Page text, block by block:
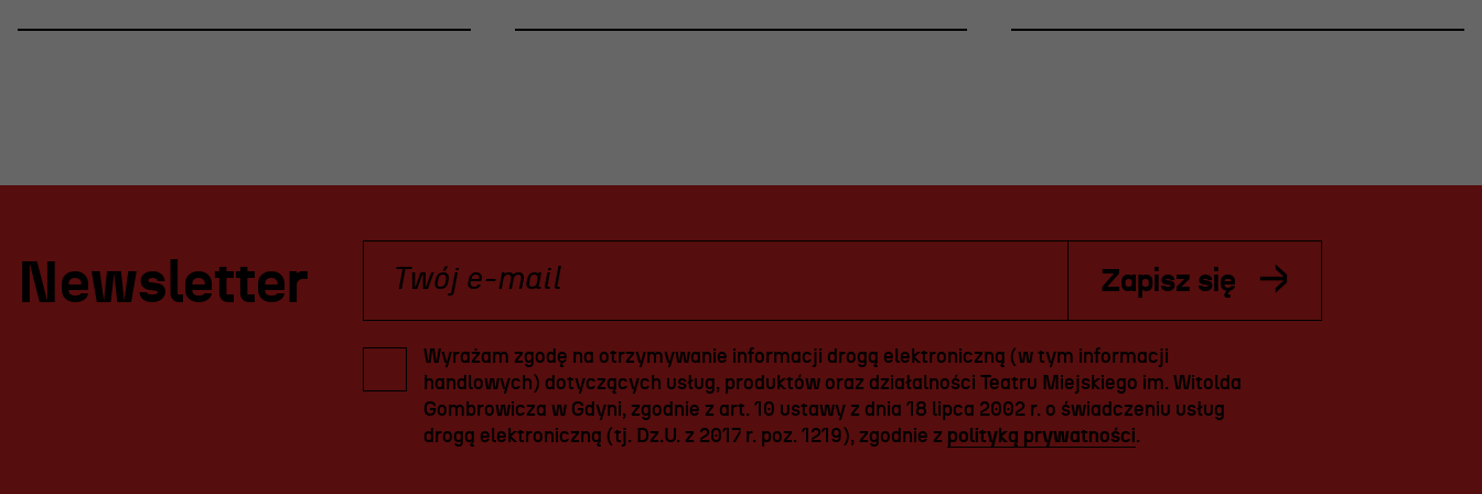
Newsletter Zapisz się
Wyrażam zgodę na otrzymywanie informacji drogą elektroniczną (w tym informacji
handlowych) dotyczących usług, produktów oraz działalności Teatru Miejskiego im. Witolda
Gombrowicza w Gdyni, zgodnie z art. 10 ustawy z dnia 18 lipca 2002 r. o świadczeniu usług
drogą elektroniczną (tj. Dz.U. z 2017 r. poz. 1219), zgodnie z polityką prywatności.